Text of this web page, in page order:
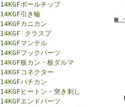
14KGFボールチップ
14KGF引き輪
14KGFカニカン
14KGF クラスプ
14KGFマンテル
14KGFフックパーツ
14KGF板カン・板ダルマ
14KGFコネクター
14KGFバチカン
14KGFヒートン・突き刺し
14KGFエンドパーツ
■